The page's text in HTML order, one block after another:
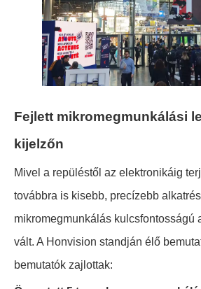
Fejlett mikromegmunkálási
kijelzőn
Mivel a repüléstől az elektronikáig
továbbra is kisebb, precízebb
mikromegmunkálás kulcsfontosságú
vált. A Honvision standján élő
bemutatók zajlottak: